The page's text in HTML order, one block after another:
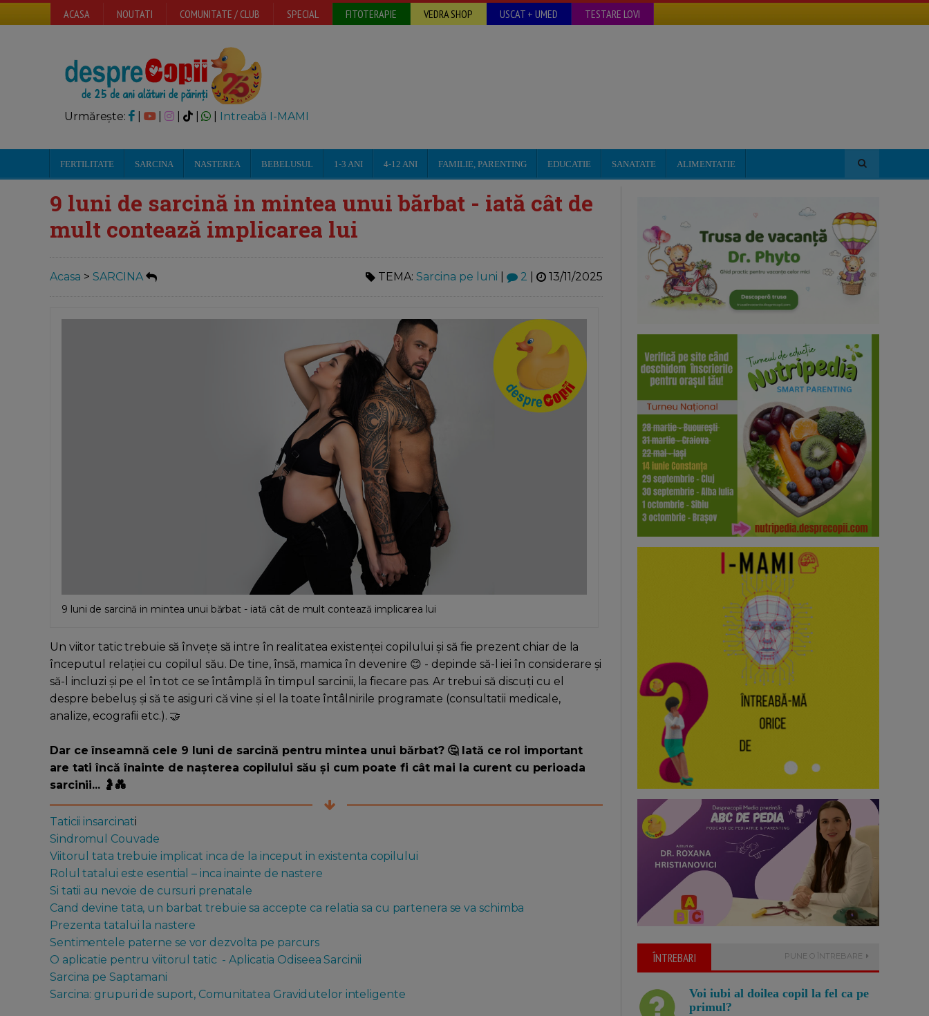
ACASA NOUTATI COMUNITATE / CLUB SPECIAL FITOTERAPIE VEDRA SHOP USCAT + UMED TESTARE LOVI
Urmărește: | | Intreabă I-MAMI
FERTILITATE SARCINA NASTEREA BEBELUSUL 1-3 ANI 4-12 ANI FAMILIE, PARENTING EDUCATIE SANATATE ALIMENTATIE
9 luni de sarcină in mintea unui bărbat - iată cât de
mult contează implicarea lui
Acasa > SARCINA TEMA: Sarcina pe luni 2 13/11/2025
9 luni de sarcină in mintea unui bărbat - iată cât de mult contează implicarea lui
Un viitor tatic trebuie să învețe să intre în realitatea existenței copilului și să fie prezent chiar de la
începutul relației cu copilul său. De tine, însă, mamica în devenire 😊 - depinde să-l iei în considerare și
să-l incluzi și pe el în tot ce se întâmplă în timpul sarcinii, la fiecare pas. Ar trebui să discuți cu el
despre bebeluș și să te asiguri că vine și el la toate întâlnirile programate (consultatii medicale,
analize, ecografii etc.). 🤝
Dar ce înseamnă cele 9 luni de sarcină pentru mintea unui bărbat? 🤔 Iată ce rol important
are tati încă înainte de nașterea copilului său și cum poate fi cât mai la curent cu perioada
sarcinii... 🤰💑
Taticii insarcinati
Sindromul Couvade
Viitorul tata trebuie implicat inca de la inceput in existenta copilului
Rolul tatalui este esential – inca inainte de nastere
Si tatii au nevoie de cursuri prenatale
Cand devine tata, un barbat trebuie sa accepte ca relatia sa cu partenera se va schimba
Prezenta tatalui la nastere
Sentimentele paterne se vor dezvolta pe parcurs
O aplicatie pentru viitorul tatic - Aplicatia Odiseea Sarcinii
Sarcina pe Saptamani
Sarcina: grupuri de suport, Comunitatea Gravidutelor inteligente
ÎNTREBARI PUNE O ÎNTREBARE
Voi iubi al doilea copil la fel ca pe
primul?